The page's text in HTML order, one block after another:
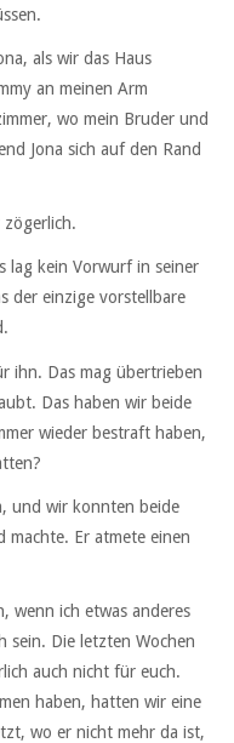
als wir das Haus
an meinen Arm
wo mein Bruder und
Jona sich auf den Rand
zögerlich.
lag kein Vorwurf in seiner
der einzige vorstellbare
ihn. Das mag übertrieben
Das haben wir beide
wieder bestraft haben,
und wir konnten beide
machte. Er atmete einen
wenn ich etwas anderes
sein. Die letzten Wochen
auch nicht für euch.
haben, hatten wir eine
wo er nicht mehr da ist,